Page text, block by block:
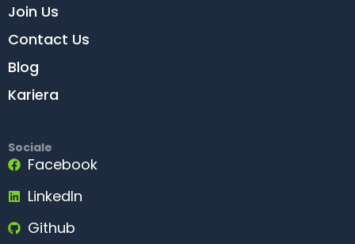
Join Us
Contact Us
Blog
Kariera
Sociale
Facebook
LinkedIn
Github